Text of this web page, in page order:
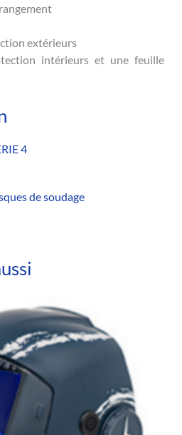
extérieurs
intérieurs et une feuille
4
de soudage